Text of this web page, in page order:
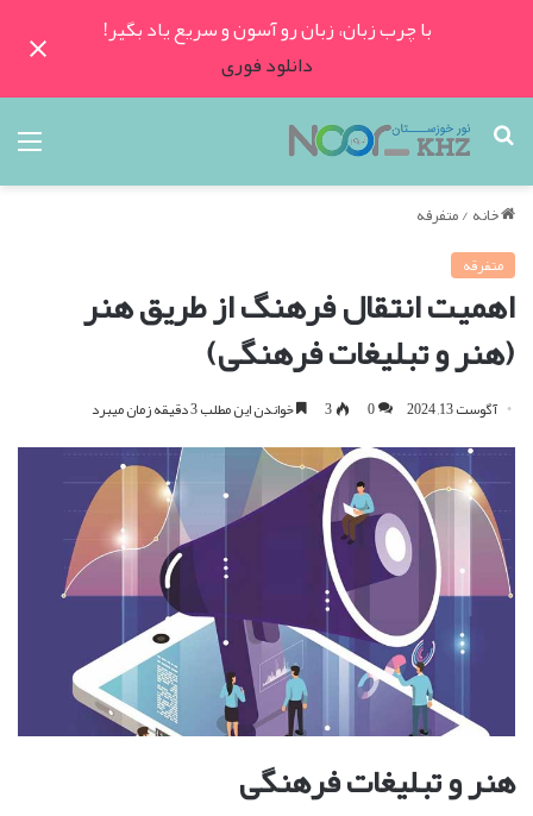
با چرب زبان، زبان رو آسون و سریع یاد بگیر!
دانلود فوری
جستجو
برای
خانه/متفرقه
متفرقه
اهمیت انتقال فرهنگ از طریق هنر
(هنر و تبلیغات فرهنگی)
آگوست 13, 2024 0
3 خواندن این مطلب 3 دقیقه زمان میبرد
هنر و تبلیغات فرهنگی